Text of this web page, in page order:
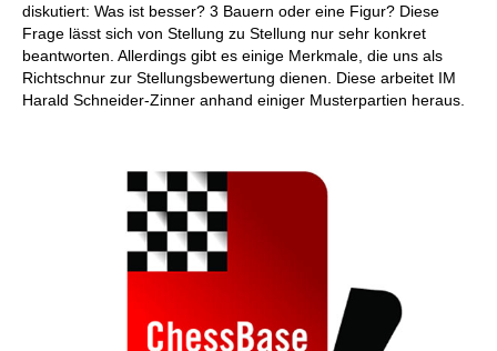
diskutiert: Was ist besser? 3 Bauern oder eine Figur? Diese
Frage lässt sich von Stellung zu Stellung nur sehr konkret
beantworten. Allerdings gibt es einige Merkmale, die uns als
Richtschnur zur Stellungsbewertung dienen. Diese arbeitet IM
Harald Schneider-Zinner anhand einiger Musterpartien heraus.